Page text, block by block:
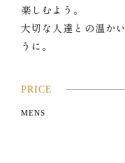
楽しむよう。
大切な人達との温か
うに。
PRICE
MENS